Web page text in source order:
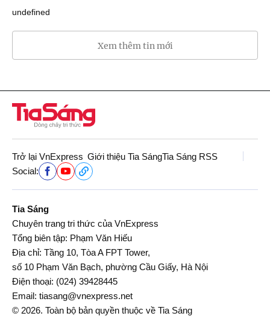
undefined
Xem thêm tin mới
Trở lại VnExpress Giới thiệu Tia SángTia Sáng RSS
Social:
Tia Sáng
Chuyên trang tri thức của VnExpress
Tổng biên tập: Phạm Văn Hiếu
Địa chỉ: Tầng 10, Tòa A FPT Tower,
số 10 Phạm Văn Bạch, phường Cầu Giấy, Hà Nội
Điện thoại: (024) 39428445
Email: tiasang@vnexpress.net
© 2026. Toàn bộ bản quyền thuộc về Tia Sáng